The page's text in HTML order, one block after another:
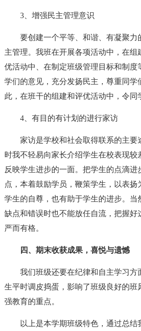
3、增强民主管理意识
要创建一个平等、和谐、有凝聚力
主管理。我班在开展各项活动中，在组
优活动中、在制定班级管理目标和制度
学们的意见，充分发扬民主，尊重同学
此，在班干的组建和评优活动中，令同
4、有目的有计划的进行家访
家访是学校和社会取得联系的主要
时我不轻易向家长介绍学生在校表现较
反映学生进步的一面。把学生的点滴进
点，本着鼓励学员，鞭策学生，以表扬
学生的自尊，也有助于学生的进步。当
缺点和错误时也不能放任自流，把握好
严而有格。
四、期末收获成果，喜悦与遗憾
我们班级还要在纪律和自主学习方
生平时调皮捣蛋，影响了班级良好的班
强教育的重点。
以上是本学期班级特色，通过总结